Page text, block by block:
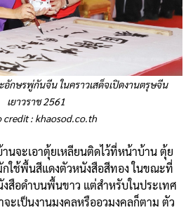
กษรพู่กันจีน ในคราวเสด็จเปิดงานตรุษจีน
เยาวราช 2561
credit : khaosod.co.th
นจะเอาตุ้ยเหลียนติดไว้ที่หน้าบ้าน ตุ้ย
ใช้พื้นสีแดงตัวหนังสือสีทอง ในขณะที่
สือดำบนพื้นขาว แต่สำหรับในประเทศ
ะเป็นงานมงคลหรืออวมงคลก็ตาม ตัว